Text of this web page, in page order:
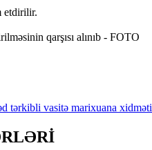
etdirilir.
tərkibli vasitə marixuana xidməti